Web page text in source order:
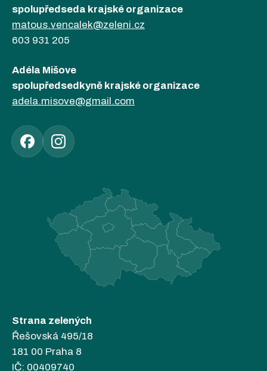
spolupředseda krajské organizace
matous.vencalek@zeleni.cz
603 931 205
Adéla Mišove
spolupředsedkyně krajské organizace
adela.misove@gmail.com
Strana zelených
Řešovská 495/18
181 00 Praha 8
IČ: 00409740